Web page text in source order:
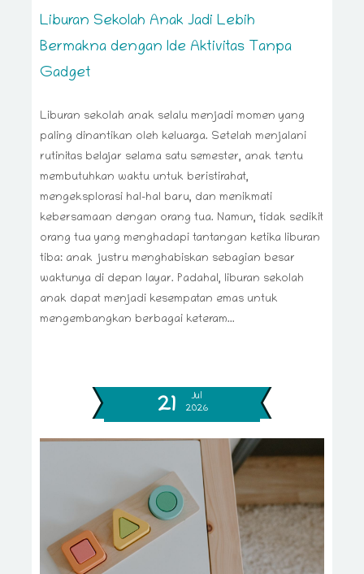
Liburan Sekolah Anak Jadi Lebih
Bermakna dengan Ide Aktivitas Tanpa
Gadget
Liburan sekolah anak selalu menjadi momen yang
paling dinantikan oleh keluarga. Setelah menjalani
rutinitas belajar selama satu semester, anak tentu
membutuhkan waktu untuk beristirahat,
mengeksplorasi hal-hal baru, dan menikmati
kebersamaan dengan orang tua. Namun, tidak sedikit
orang tua yang menghadapi tantangan ketika liburan
tiba: anak justru menghabiskan sebagian besar
waktunya di depan layar. Padahal, liburan sekolah
anak dapat menjadi kesempatan emas untuk
mengembangkan berbagai keteram...
21
Jul
2026